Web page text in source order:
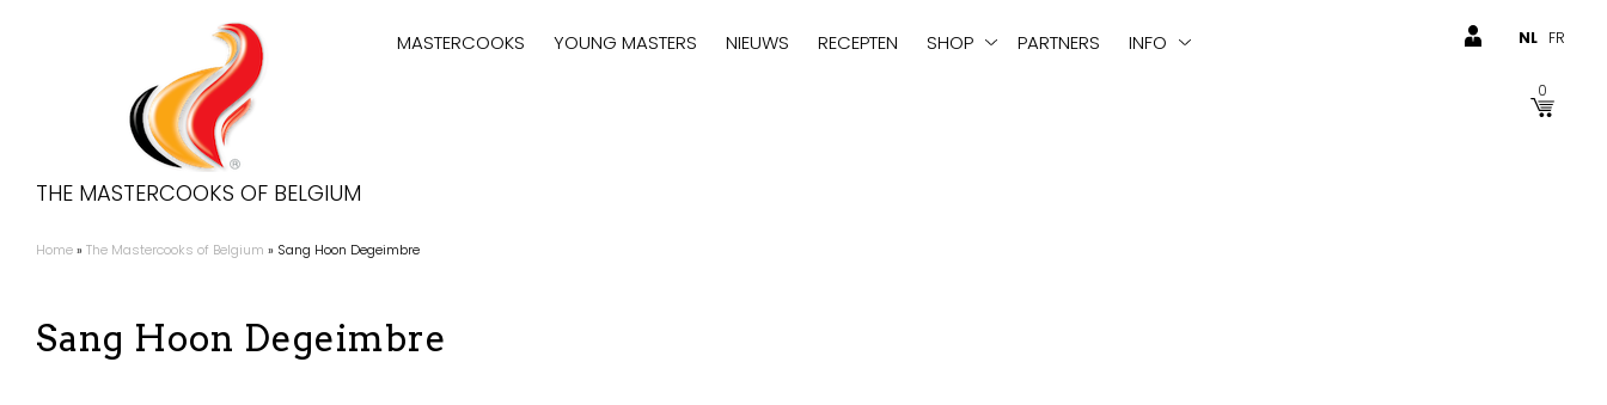
THE MASTERCOOKS OF BELGIUM
MASTERCOOKS YOUNG MASTERS NIEUWS RECEPTEN SHOP PARTNERS INFO NL FR
0
Kruimelpad
Home The Mastercooks of Belgium Sang Hoon Degeimbre
Sang Hoon Degeimbre